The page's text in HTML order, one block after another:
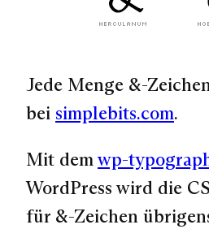
Jede Menge &-
bei simplebits.com.
Mit demwp-
WordPress wird die
für &-Zeichen